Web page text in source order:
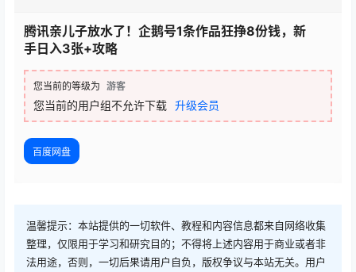
腾讯亲儿子放水了！企鹅号1条作品狂挣8份钱，新
手日入3张+攻略
您当前的等级为 游客
您当前的用户组不允许下载 升级会员
百度网盘
温馨提示：本站提供的一切软件、教程和内容信息都来自网络收集
整理，仅限用于学习和研究目的；不得将上述内容用于商业或者非
法用途，否则，一切后果请用户自负，版权争议与本站无关。用户